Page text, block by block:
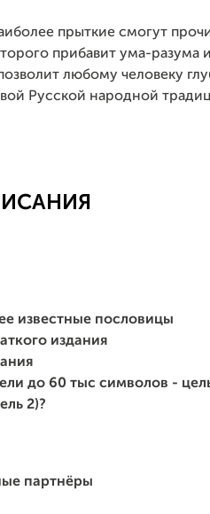
прыткие смогут
прибавит ума-разума
любому человеку
Русской народной
известные пословицы
издания
до 60 тыс символов -
2)?
партнёры